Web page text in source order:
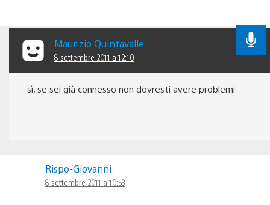
Maurizio Quintavalle
8 settembre 2011 a 12:10
sì, se sei già connesso non dovresti avere problemi
Rispo-Giovanni
8 settembre 2011 a 10:53